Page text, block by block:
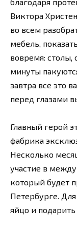
Виктора
во всем
мебель,
вовремя: столы,
минуты
завтра все это
перед глазами
Главный герой
фабрика
Несколько
участие в
который будет
Петербурге.
яйцо и